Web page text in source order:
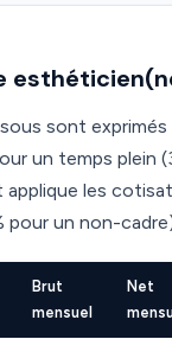
sont
un temps plein
les
pour un non-
Brut
mensuel
Net